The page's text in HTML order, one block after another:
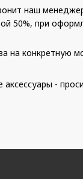
наш
50%, при
на конкретную
-